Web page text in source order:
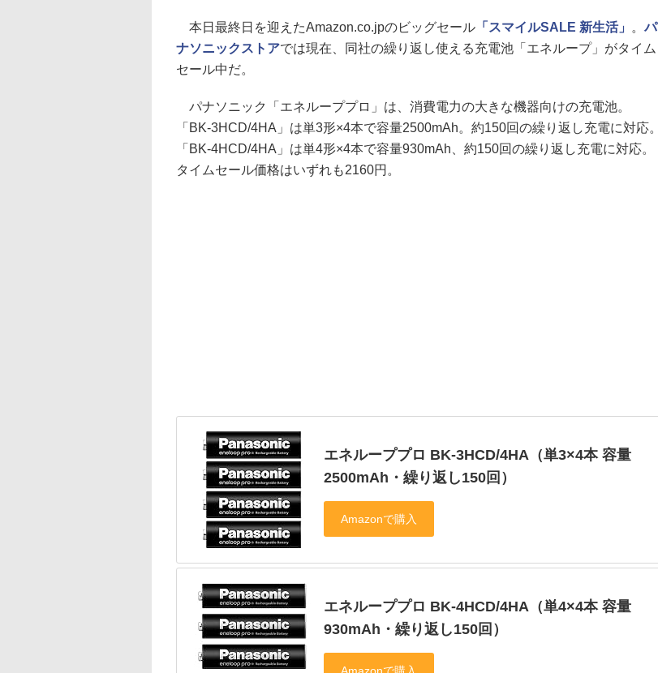
本日最終日を迎えたAmazon.co.jpのビッグセール 「スマイルSALE 新生活」 。パ
ナソニックストアでは現在、同社の繰り返し使える充電池「エネループ」がタイム
セール中だ。
パナソニック「エネループプロ」は、消費電力の大きな機器向けの充電池。
「BK-3HCD/4HA」は単3形×4本で容量2500mAh。約150回の繰り返し充電に対応。
「BK-4HCD/4HA」は単4形×4本で容量930mAh、約150回の繰り返し充電に対応。
タイムセール価格はいずれも2160円。
エネループプロ BK-3HCD/4HA（単3×4本 容量
2500mAh・繰り返し150回）
エネループプロ BK-4HCD/4HA（単4×4本 容量
930mAh・繰り返し150回）